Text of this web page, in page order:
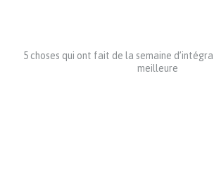
5 choses qui ont fait de la semaine
meilleure